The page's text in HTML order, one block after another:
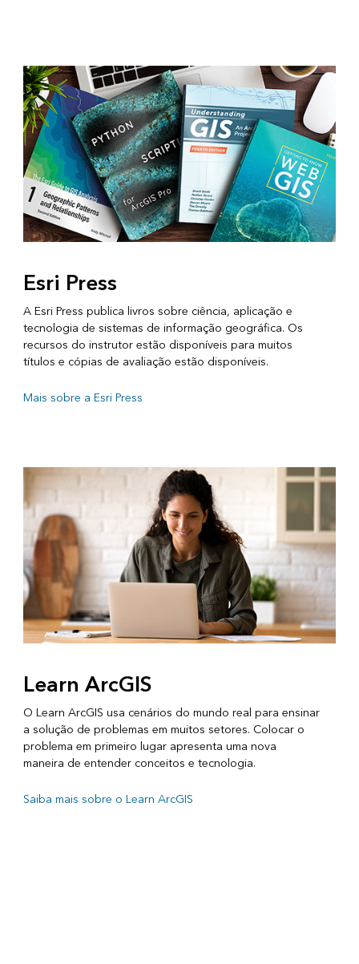
Esri Press
A Esri Press publica livros sobre ciência, aplicação e
tecnologia de sistemas de informação geográfica. Os
recursos do instrutor estão disponíveis para muitos
títulos e cópias de avaliação estão disponíveis.
Mais sobre a Esri Press
Learn ArcGIS
O Learn ArcGIS usa cenários do mundo real para ensinar
a solução de problemas em muitos setores. Colocar o
problema em primeiro lugar apresenta uma nova
maneira de entender conceitos e tecnologia.
Saiba mais sobre o Learn ArcGIS